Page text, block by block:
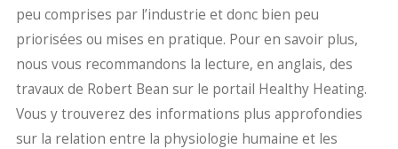
peu comprises par l’industrie et donc bien peu
priorisées ou mises en pratique. Pour en savoir plus,
nous vous recommandons la lecture, en anglais, des
travaux de Robert Bean sur le portail Healthy Heating.
Vous y trouverez des informations plus approfondies
sur la relation entre la physiologie humaine et les